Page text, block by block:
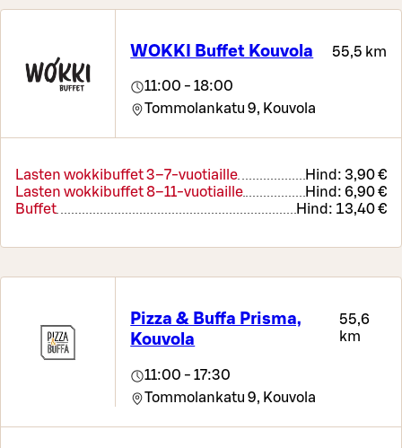
WOKKI Buffet Kouvola 55,5 km
11:00 - 18:00
Tommolankatu 9, Kouvola
Lasten wokkibuffet 3–7-vuotiaille Hind: 3,90 €
Lasten wokkibuffet 8–11-vuotiaille
Hind: 6,90 €
Buffet
Hind: 13,40 €
Pizza & Buffa Prisma,
Kouvola
55,6
km
11:00 - 17:30
Tommolankatu 9, Kouvola